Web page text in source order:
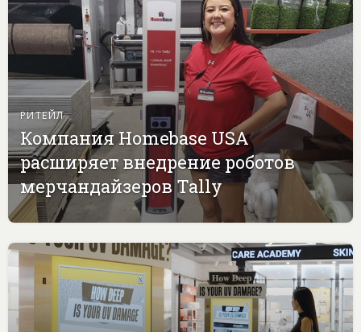
РИТЕЙЛ
Компания Homebase USA
расширяет внедрение роботов
мерчандайзеров Tally